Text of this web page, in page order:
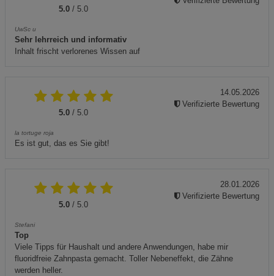
5.0 / 5.0
UwSc u
Sehr lehrreich und informativ
Inhalt frischt verlorenes Wissen auf
5.0 / 5.0
la tortuge roja
Es ist gut, das es Sie gibt!
14.05.2026
Verifizierte Bewertung
5.0 / 5.0
Stefani
Top
Viele Tipps für Haushalt und andere Anwendungen, habe mir
fluoridfreie Zahnpasta gemacht. Toller Nebeneffekt, die Zähne
werden heller.
28.01.2026
Verifizierte Bewertung